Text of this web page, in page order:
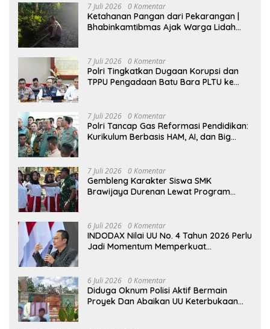
7 Juli 2026 0 Komentar
Ketahanan Pangan dari Pekarangan |
Bhabinkamtibmas Ajak Warga Lidah
7 Juli 2026 0 Komentar
Polri Tingkatkan Dugaan Korupsi dan
TPPU Pengadaan Batu Bara PLTU ke
7 Juli 2026 0 Komentar
Polri Tancap Gas Reformasi Pendidikan:
Kurikulum Berbasis HAM, AI, dan Big
7 Juli 2026 0 Komentar
Gembleng Karakter Siswa SMK
Brawijaya Durenan Lewat Program
6 Juli 2026 0 Komentar
INDODAX Nilai UU No. 4 Tahun 2026 Perlu
Jadi Momentum Memperkuat
6 Juli 2026 0 Komentar
Diduga Oknum Polisi Aktif Bermain
Proyek Dan Abaikan UU Keterbukaan